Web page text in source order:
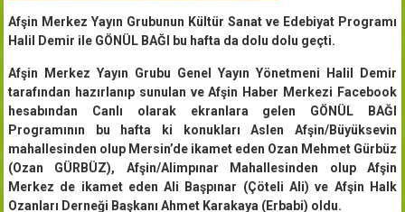
Afşin Merkez Yayın Grubunun Kültür Sanat ve Edebiyat Programı
Halil Demir ile GÖNÜL BAĞI bu hafta da dolu dolu geçti.
Afşin Merkez Yayın Grubu Genel Yayın Yönetmeni Halil Demir
tarafından hazırlanıp sunulan ve Afşin Haber Merkezi Facebook
hesabından Canlı olarak ekranlara gelen GÖNÜL BAĞI
Programının bu hafta ki konukları Aslen Afşin/Büyüksevin
mahallesinden olup Mersin’de ikamet eden Ozan Mehmet Gürbüz
(Ozan GÜRBÜZ), Afşin/Alimpınar Mahallesinden olup Afşin
Merkez de ikamet eden Ali Başpınar (Çöteli Ali) ve Afşin Halk
Ozanları Derneği Başkanı Ahmet Karakaya (Erbabi) oldu.